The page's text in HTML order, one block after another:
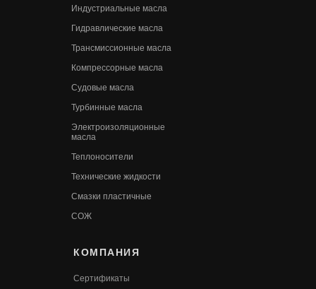
КОМПАНИЯ
Индустриальные масла
Гидравлические масла
Трансмиссионные масла
Компрессорные масла
Судовые масла
Турбинные масла
Электроизоляционные
масла
Теплоносители
Технические жидкости
Смазки пластичные
СОЖ
Сертификаты